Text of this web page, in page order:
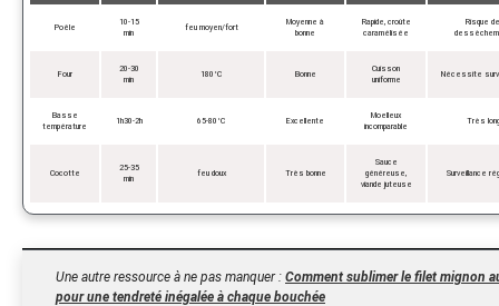
Poêle
10-15
min
feu moyen/fort
Moyenne à
bonne
Rapide, croûte
caramélisée
Risque de
Four
20-30
min
180°C Bonne
Cuisson
uniforme
Nécessite
Basse
température
1h30-2h 65-80°C Excellente
Moelleux
incomparable
Très long
Cocotte
25-35
min
feu doux Très bonne
Sauce
généreuse,
viande juteuse
Surveillance
Une autre ressource à ne pas manquer : Comment sublimer le filet mignon
pour une tendreté inégalée à chaque bouchée